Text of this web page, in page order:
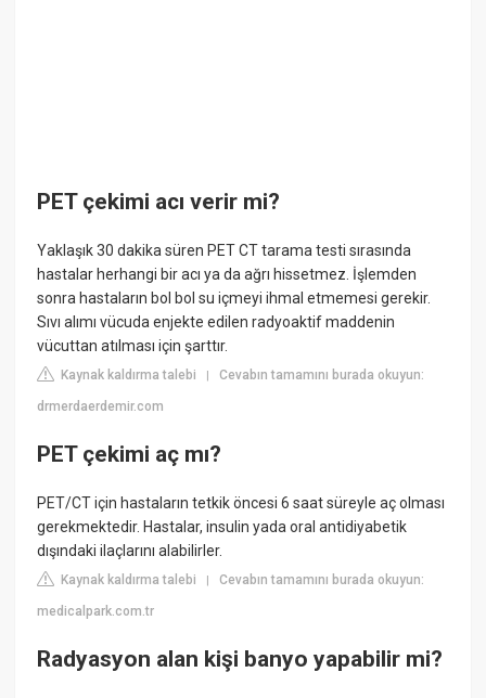
PET çekimi acı verir mi?
Yaklaşık 30 dakika süren PET CT tarama testi sırasında
hastalar herhangi bir acı ya da ağrı hissetmez. İşlemden
sonra hastaların bol bol su içmeyi ihmal etmemesi gerekir.
Sıvı alımı vücuda enjekte edilen radyoaktif maddenin
vücuttan atılması için şarttır.
Kaynak kaldırma talebi |Cevabın tamamını burada okuyun:
drmerdaerdemir.com
PET çekimi aç mı?
PET/CT için hastaların tetkik öncesi 6 saat süreyle aç olması
gerekmektedir. Hastalar, insulin yada oral antidiyabetik
dışındaki ilaçlarını alabilirler.
Kaynak kaldırma talebi |Cevabın tamamını burada okuyun:
medicalpark.com.tr
Radyasyon alan kişi banyo yapabilir mi?